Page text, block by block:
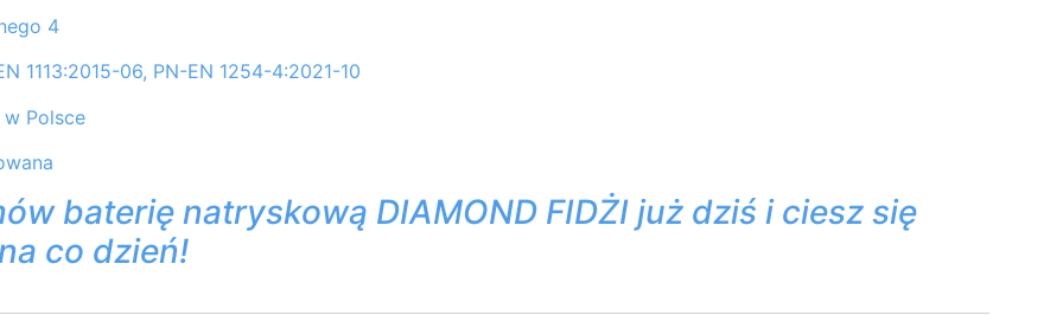
4
1113:2015-06, PN-EN 1254-4:2021-10
Polsce
baterię natryskową DIAMOND FIDŻI już dziś i ciesz się
co dzień!